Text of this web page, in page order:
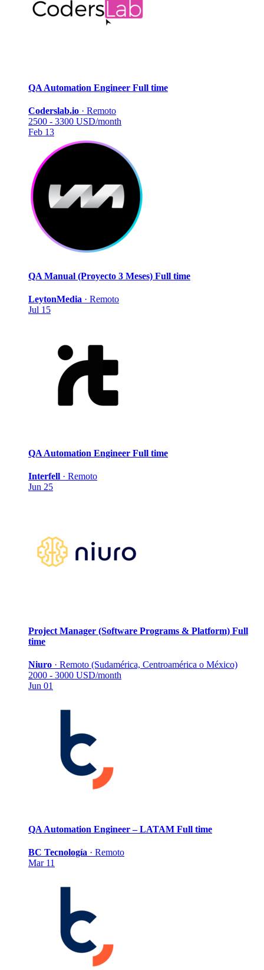
QA Automation Engineer Full time
Coderslab.io · Remoto
2500 - 3300 USD/month
Feb 13
QA Manual (Proyecto 3 Meses) Full time
LeytonMedia · Remoto
Jul 15
QA Automation Engineer Full time
Interfell · Remoto
Jun 25
Project Manager (Software Programs & Platform) Full
time
Niuro · Remoto (Sudamérica, Centroamérica o México)
2000 - 3000 USD/month
Jun 01
QA Automation Engineer – LATAM Full time
BC Tecnología · Remoto
Mar 11